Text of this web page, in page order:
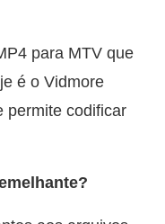
para MTV que
é o Vidmore
permite codificar